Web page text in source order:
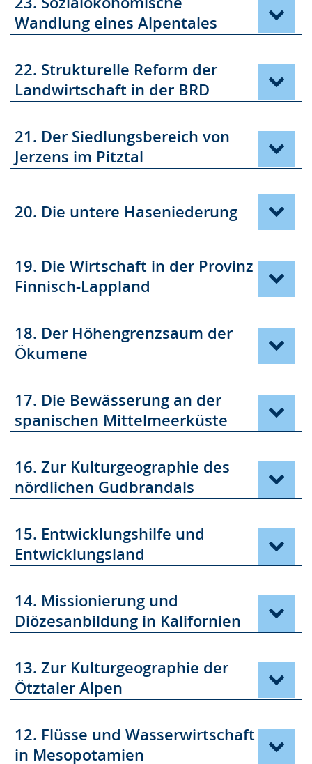
Wandlung eines Alpentales
22. Strukturelle Reform der
Landwirtschaft in der BRD
21. Der Siedlungsbereich von
Jerzens im Pitztal
20. Die untere Haseniederung
19. Die Wirtschaft in der Provinz
Finnisch-Lappland
18. Der Höhengrenzsaum der
Ökumene
17. Die Bewässerung an der
spanischen Mittelmeerküste
16. Zur Kulturgeographie des
nördlichen Gudbrandals
15. Entwicklungshilfe und
Entwicklungsland
14. Missionierung und
Diözesanbildung in Kalifornien
13. Zur Kulturgeographie der
Ötztaler Alpen
12. Flüsse und Wasserwirtschaft
in Mesopotamien